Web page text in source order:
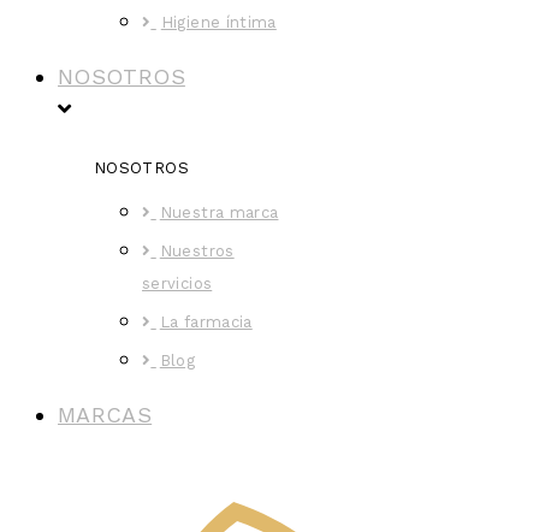
Higiene íntima
NOSOTROS
NOSOTROS
Nuestra marca
Nuestros
servicios
La farmacia
Blog
MARCAS